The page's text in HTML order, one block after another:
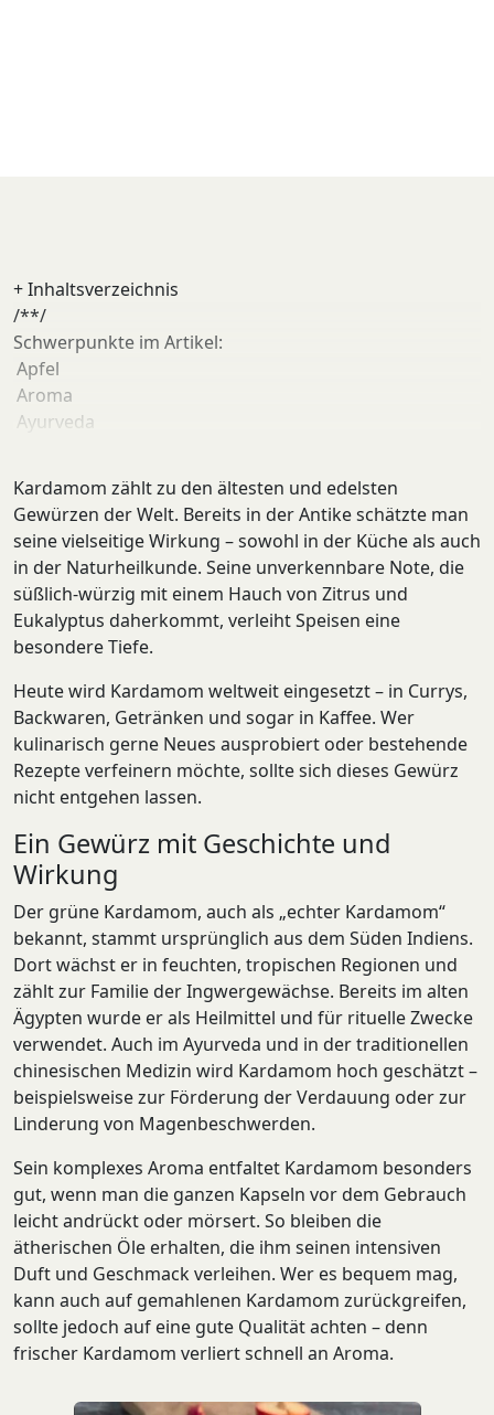
+Inhaltsverzeichnis
/**/
Schwerpunkte im Artikel:
Apfel
Aroma
Ayurveda
gesunde Ernährung
Haferflocken
Hülsenfrüchte
indische Küche
Kardamom
Kokosmilch
Linsencurry
Orientalische Gewürze
Porridge
Zimt
Kardamom zählt zu den ältesten und edelsten
Gewürzen der Welt. Bereits in der Antike schätzte man
seine vielseitige Wirkung – sowohl in der Küche als auch
in der Naturheilkunde. Seine unverkennbare Note, die
süßlich-würzig mit einem Hauch von Zitrus und
Eukalyptus daherkommt, verleiht Speisen eine
besondere Tiefe.
Heute wird Kardamom weltweit eingesetzt – in Currys,
Backwaren, Getränken und sogar in Kaffee. Wer
kulinarisch gerne Neues ausprobiert oder bestehende
Rezepte verfeinern möchte, sollte sich dieses Gewürz
nicht entgehen lassen.
Ein Gewürz mit Geschichte und
Wirkung
Der grüne Kardamom, auch als „echter Kardamom“
bekannt, stammt ursprünglich aus dem Süden Indiens.
Dort wächst er in feuchten, tropischen Regionen und
zählt zur Familie der Ingwergewächse. Bereits im alten
Ägypten wurde er als Heilmittel und für rituelle Zwecke
verwendet. Auch im Ayurveda und in der traditionellen
chinesischen Medizin wird Kardamom hoch geschätzt –
beispielsweise zur Förderung der Verdauung oder zur
Linderung von Magenbeschwerden.
Sein komplexes Aroma entfaltet Kardamom besonders
gut, wenn man die ganzen Kapseln vor dem Gebrauch
leicht andrückt oder mörsert. So bleiben die
ätherischen Öle erhalten, die ihm seinen intensiven
Duft und Geschmack verleihen. Wer es bequem mag,
kann auch auf gemahlenen Kardamom zurückgreifen,
sollte jedoch auf eine gute Qualität achten – denn
frischer Kardamom verliert schnell an Aroma.